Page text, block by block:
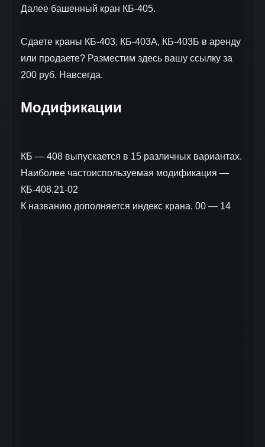
Далее башенный кран КБ-405.
Сдаете краны КБ-403, КБ-403А, КБ-403Б в аренду
или продаете? Разместим здесь вашу ссылку за
200 руб. Навсегда.
Модификации
КБ — 408 выпускается в 15 различных вариантах.
Наиболее частоиспользуемая модификация —
КБ-408.21-02
К названию дополняется индекс крана. 00 — 14